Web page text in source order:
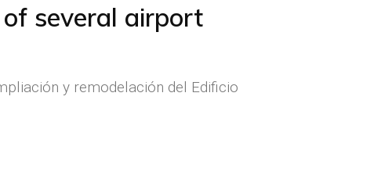
several airport
y remodelación del Edificio